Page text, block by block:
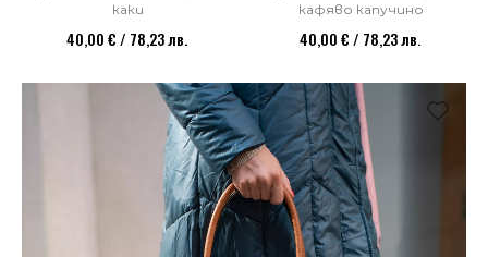
каки
40,00 € / 78,23 лв.
кафяво капучино
40,00 € / 78,23 лв.